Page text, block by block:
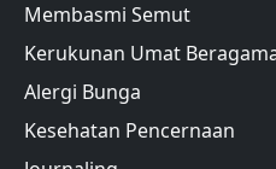
Membasmi Semut
Kerukunan Umat
Alergi Bunga
Kesehatan Pencernaan